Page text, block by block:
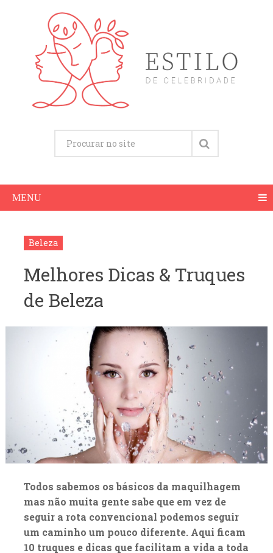
MENU
Beleza
Melhores Dicas & Truques
de Beleza
Todos sabemos os básicos da maquilhagem
mas não muita gente sabe que em vez de
seguir a rota convencional podemos seguir
um caminho um pouco diferente. Aqui ficam
10 truques e dicas que facilitam a vida a toda